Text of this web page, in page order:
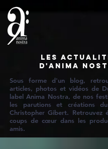
Les
d'Anima
Sous forme d'un blog,
articles, photos et vidéos de
label Anima Nostra, de nos
les parutions et créations
Christopher Gibert. Retrouvez
coups de cœur dans les
amis.